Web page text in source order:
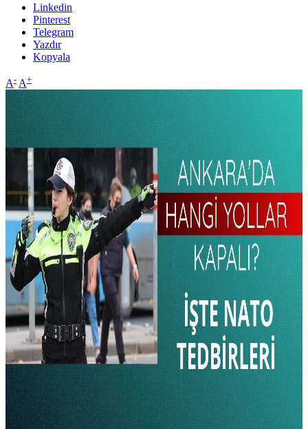
Linkedin
Pinterest
Telegram
Yazdır
Kopyala
A- A+